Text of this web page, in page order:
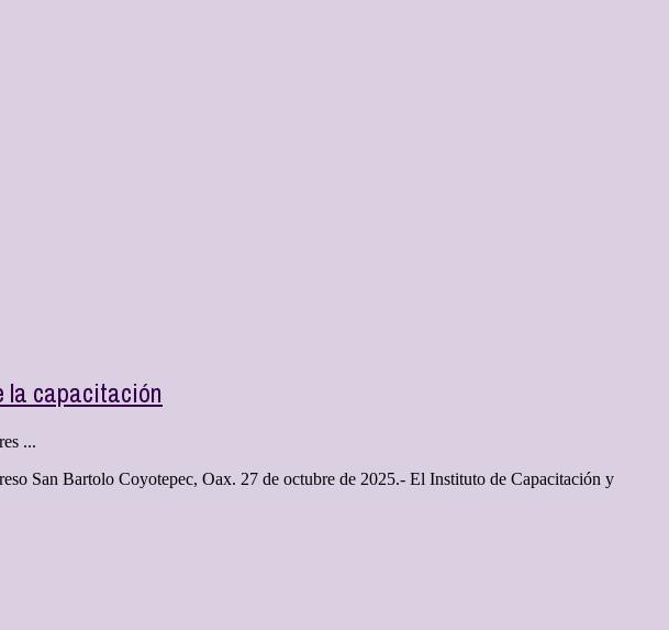
la capacitación
...
San Bartolo Coyotepec, Oax. 27 de octubre de 2025.- El Instituto de Capacitación y